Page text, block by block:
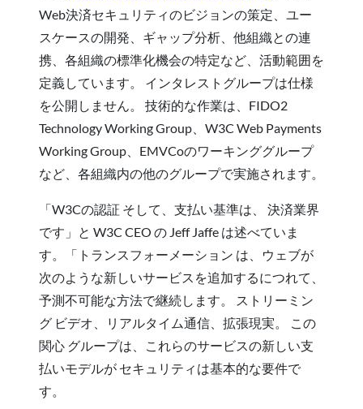
Web決済セキュリティのビジョンの策定、ユー
スケースの開発、ギャップ分析、他組織との連
携、各組織の標準化機会の特定など、活動範囲を
定義しています。 インタレストグループは仕様
を公開しません。 技術的な作業は、FIDO2
Technology Working Group、W3C Web Payments
Working Group、EMVCoのワーキンググループ
など、各組織内の他のグループで実施されます。
「W3Cの認証 そして、支払い基準は、 決済業界
です」と W3C CEO の Jeff Jaffe は述べていま
す。「トランスフォーメーション は、ウェブが
次のような新しいサービスを追加するにつれて、
予測不可能な方法で継続します。 ストリーミン
グ ビデオ、リアルタイム通信、拡張現実。 この
関心 グループは、これらのサービスの新しい支
払いモデルが セキュリティは基本的な要件で
す。